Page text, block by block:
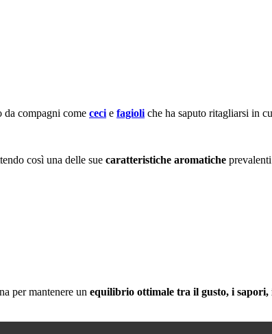
da compagni come ceci e fagioli che ha saputo ritagliarsi in
così una delle sue caratteristiche aromatiche
per mantenere un equilibrio ottimale tra il gusto, i sapori,